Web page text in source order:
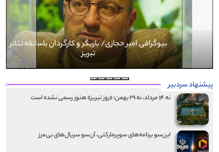
بیوگرافی کرار نماری
Previous
Next
پیشنهاد سردبیر
نه ۱۴ مرداد، نه ۲۹ بهمن؛ «روز تبریز» هنوز رسمی نشده است
این‌سو برنامه‌های سوپرمارکتی، آن‌سو سریال‌های بی‌مرز